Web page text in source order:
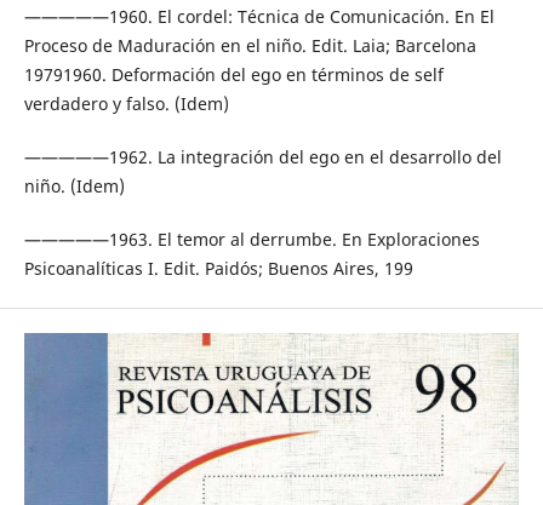
—————1960. El cordel: Técnica de Comunicación. En El
Proceso de Maduración en el niño. Edit. Laia; Barcelona
19791960. Deformación del ego en términos de self
verdadero y falso. (Idem)
—————1962. La integración del ego en el desarrollo del
niño. (Idem)
—————1963. El temor al derrumbe. En Exploraciones
Psicoanalíticas I. Edit. Paidós; Buenos Aires, 199